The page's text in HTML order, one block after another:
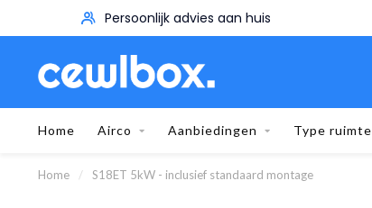
Persoonlijk advies aan huis
Home Airco Aanbiedingen Type ruimte
Home / S18ET 5kW - inclusief standaard montage